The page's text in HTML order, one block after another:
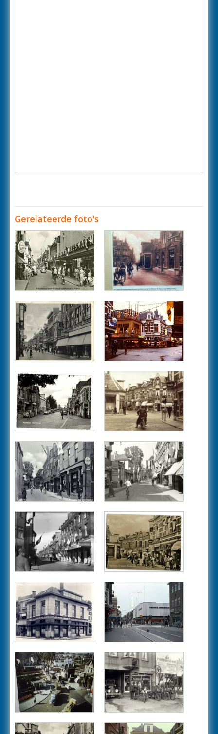
Gerelateerde foto's